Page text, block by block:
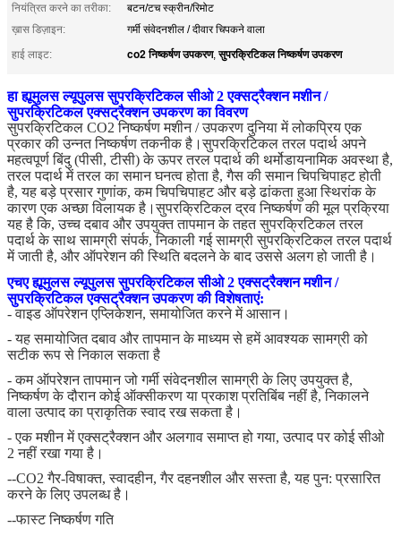
नियंत्रित करने का तरीका:
बटन/टच स्क्रीन/रिमोट
ख़ास डिज़ाइन:
गर्मी संवेदनशील / दीवार चिपकने वाला
हाई लाइट:
co2 निष्कर्षण उपकरण,सुपरक्रिटिकल निष्कर्षण उपकरण
हा ह्यूमुलस ल्यूपुलस सुपरक्रिटिकल सीओ 2 एक्सट्रैक्शन मशीन /
सुपरक्रिटिकल एक्सट्रैक्शन उपकरण का विवरण
सुपरक्रिटिकल CO2 निष्कर्षण मशीन / उपकरण दुनिया में लोकप्रिय एक
प्रकार की उन्नत निष्कर्षण तकनीक है।सुपरक्रिटिकल तरल पदार्थ अपने
महत्वपूर्ण बिंदु (पीसी, टीसी) के ऊपर तरल पदार्थ की थर्मोडायनामिक अवस्था है,
तरल पदार्थ में तरल का समान घनत्व होता है, गैस की समान चिपचिपाहट होती
है, यह बड़े प्रसार गुणांक, कम चिपचिपाहट और बड़े ढांकता हुआ स्थिरांक के
कारण एक अच्छा विलायक है।सुपरक्रिटिकल द्रव निष्कर्षण की मूल प्रक्रिया
यह है कि, उच्च दबाव और उपयुक्त तापमान के तहत सुपरक्रिटिकल तरल
पदार्थ के साथ सामग्री संपर्क, निकाली गई सामग्री सुपरक्रिटिकल तरल पदार्थ
में जाती है, और ऑपरेशन की स्थिति बदलने के बाद उससे अलग हो जाती है।
एचए ह्यूमुलस ल्यूपुलस सुपरक्रिटिकल सीओ 2 एक्सट्रैक्शन मशीन /
सुपरक्रिटिकल एक्सट्रैक्शन उपकरण की विशेषताएं:
- वाइड ऑपरेशन एप्लिकेशन, समायोजित करने में आसान।
- यह समायोजित दबाव और तापमान के माध्यम से हमें आवश्यक सामग्री को
सटीक रूप से निकाल सकता है
- कम ऑपरेशन तापमान जो गर्मी संवेदनशील सामग्री के लिए उपयुक्त है,
निष्कर्षण के दौरान कोई ऑक्सीकरण या प्रकाश प्रतिबिंब नहीं है, निकालने
वाला उत्पाद का प्राकृतिक स्वाद रख सकता है।
- एक मशीन में एक्सट्रैक्शन और अलगाव समाप्त हो गया, उत्पाद पर कोई सीओ
2 नहीं रखा गया है।
--CO2 गैर-विषाक्त, स्वादहीन, गैर दहनशील और सस्ता है, यह पुन: प्रसारित
करने के लिए उपलब्ध है।
--फास्ट निष्कर्षण गति